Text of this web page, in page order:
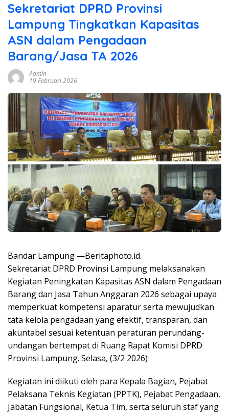
Sekretariat DPRD Provinsi
Lampung Tingkatkan Kapasitas
ASN dalam Pengadaan
Barang/Jasa TA 2026
Admin
19 Februari 2026
Bandar Lampung —Beritaphoto.id.
Sekretariat DPRD Provinsi Lampung melaksanakan
Kegiatan Peningkatan Kapasitas ASN dalam Pengadaan
Barang dan Jasa Tahun Anggaran 2026 sebagai upaya
memperkuat kompetensi aparatur serta mewujudkan
tata kelola pengadaan yang efektif, transparan, dan
akuntabel sesuai ketentuan peraturan perundang-
undangan bertempat di Ruang Rapat Komisi DPRD
Provinsi Lampung. Selasa, (3/2 2026)
Kegiatan ini diikuti oleh para Kepala Bagian, Pejabat
Pelaksana Teknis Kegiatan (PPTK), Pejabat Pengadaan,
Jabatan Fungsional, Ketua Tim, serta seluruh staf yang